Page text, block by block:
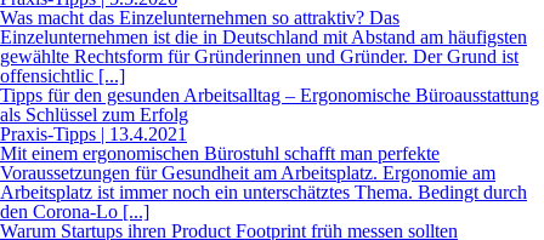
Was macht das Einzelunternehmen so attraktiv? Das
Einzelunternehmen ist die in Deutschland mit Abstand am häufigsten
gewählte Rechtsform für Gründerinnen und Gründer. Der Grund ist
offensichtlic [...]
Tipps für den gesunden Arbeitsalltag – Ergonomische Büroausstattung
als Schlüssel zum Erfolg
Praxis-Tipps | 13.4.2021
Mit einem ergonomischen Bürostuhl schafft man perfekte
Voraussetzungen für Gesundheit am Arbeitsplatz. Ergonomie am
Arbeitsplatz ist immer noch ein unterschätztes Thema. Bedingt durch
den Corona-Lo [...]
Warum Startups ihren Product Footprint früh messen sollten